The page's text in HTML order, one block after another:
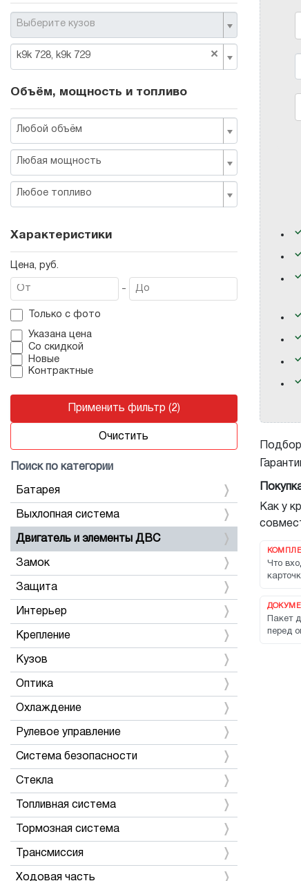
Выберите кузов
×
k9k 728, k9k 729
Объём, мощность и топливо
Любой объём
Любая мощность
Любое топливо
Характеристики
Цена, руб.
-
Только с фото
Указана цена
Со скидкой
Новые
Контрактные
Применить фильтр (2)
Очистить
Поиск по категории
Батарея
Выхлопная система
Двигатель и элементы ДВС
Замок
Защита
Интерьер
Крепление
Кузов
Оптика
Охлаждение
Рулевое управление
Система безопасности
Стекла
Топливная система
Тормозная система
Трансмиссия
Ходовая часть
Как у
Что
Пакет
перед